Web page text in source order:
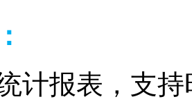
计报表，支